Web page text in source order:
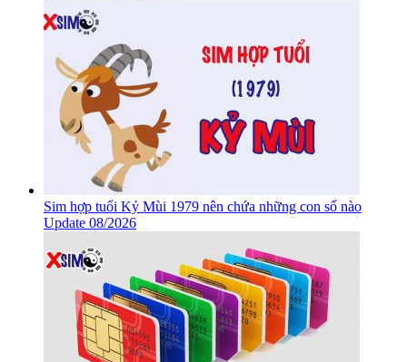
Sim hợp tuổi Kỷ Mùi 1979 nên chứa những con số nào
Update 08/2026